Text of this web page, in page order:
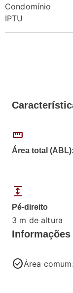
Condomínio
IPTU
straighten
Área total
expand
Pé-direito
3 m de altura
check_circleÁrea